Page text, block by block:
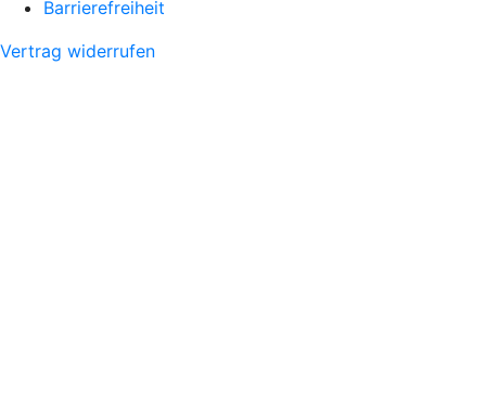
Barrierefreiheit
Vertrag widerrufen